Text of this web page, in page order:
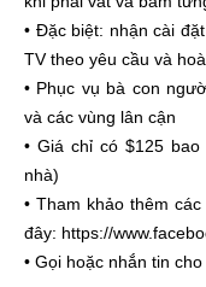
• Đặc biệt: nhận cài
TV theo yêu cầu và
• Phục vụ bà con
và các vùng lân cận
• Giá chỉ có $125
nhà)
• Tham khảo thêm
đây: https://
• Gọi hoặc nhắn tin